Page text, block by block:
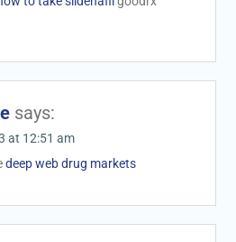
says:
at 12:51 am
deep web drug markets